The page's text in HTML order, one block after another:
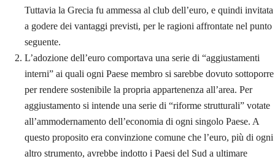
Tuttavia la Grecia fu ammessa al club dell’euro, e quindi invitata
a godere dei vantaggi previsti, per le ragioni affrontate nel punto
seguente.
L’adozione dell’euro comportava una serie di “aggiustamenti
interni” ai quali ogni Paese membro si sarebbe dovuto sottoporre
per rendere sostenibile la propria appartenenza all’area. Per
aggiustamento si intende una serie di “riforme strutturali” votate
all’ammodernamento dell’economia di ogni singolo Paese. A
questo proposito era convinzione comune che l’euro, più di ogni
altro strumento, avrebbe indotto i Paesi del Sud a ultimare